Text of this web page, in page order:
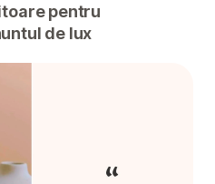
pentru
de lux